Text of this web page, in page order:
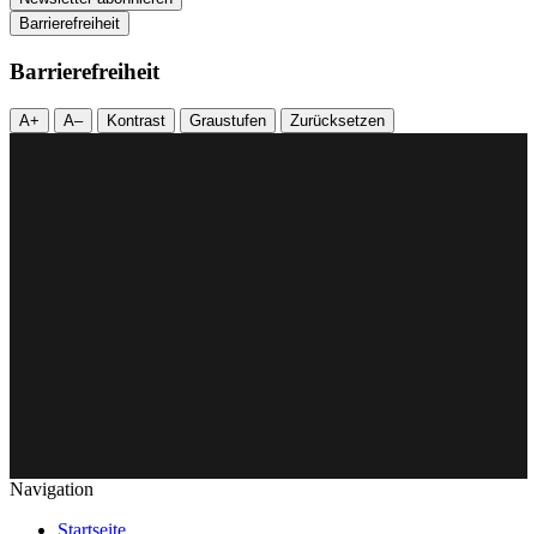
Barrierefreiheit
Barrierefreiheit
A+ A– Kontrast Graustufen Zurücksetzen
Navigation
Startseite